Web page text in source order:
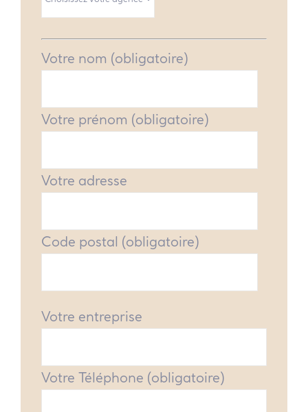
Votre nom (obligatoire)
Votre prénom (obligatoire)
Votre adresse
Code postal (obligatoire)
Votre entreprise
Votre Téléphone (obligatoire)